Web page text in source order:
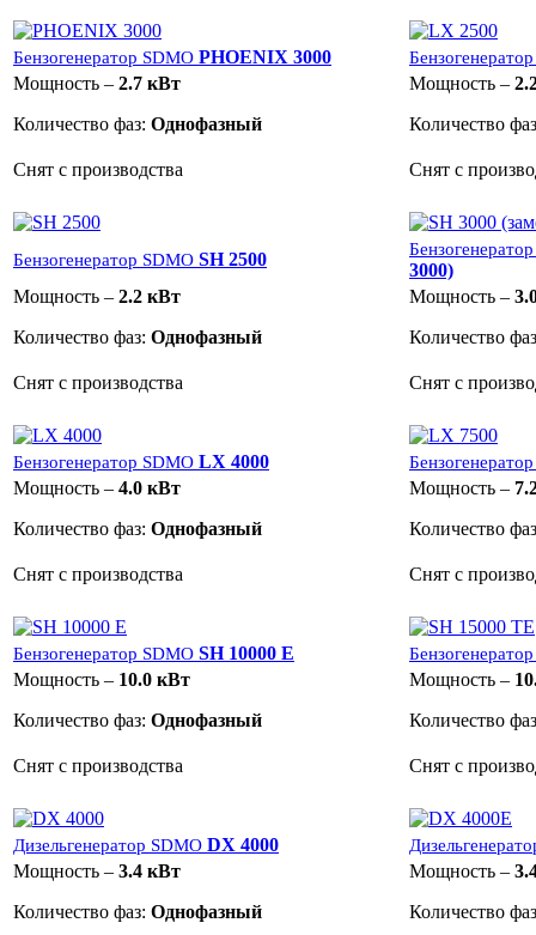
Бензогенератор SDMO PHOENIX 3000
Мощность – 2.7 кВт
Количество фаз: Однофазный
Мощность –
Количество
Снят с производства Снят с
Бензогенератор SDMO SH 2500
3000)
Мощность – 2.2 кВт
Количество фаз: Однофазный
Мощность –
Количество
Снят с производства Снят с
Бензогенератор SDMO LX 4000
Мощность – 4.0 кВт
Количество фаз: Однофазный
Мощность –
Количество
Снят с производства Снят с
Бензогенератор SDMO SH 10000 E
Мощность – 10.0 кВт
Количество фаз: Однофазный
Мощность –
Количество
Снят с производства Снят с
Дизельгенератор SDMO DX 4000
Мощность – 3.4 кВт
Количество фаз: Однофазный
Мощность –
Количество